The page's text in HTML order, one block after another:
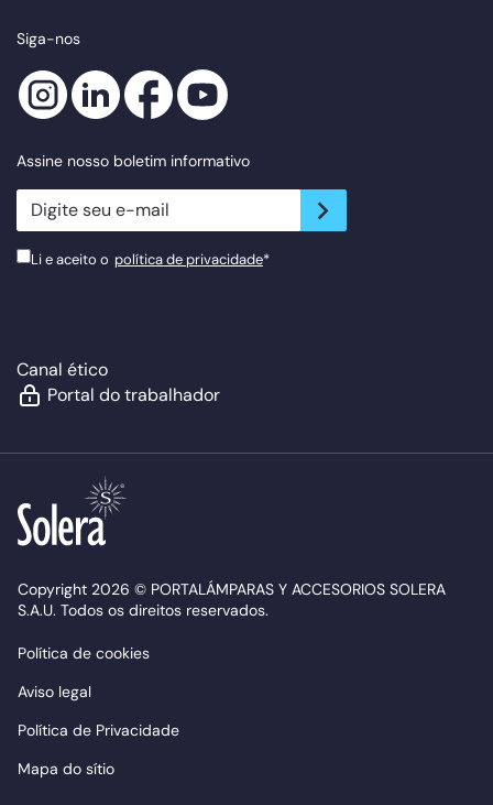
Siga-nos
Assine nosso boletim informativo
newsletter.suscribe
Li e aceito o política de privacidade*
Canal ético
Portal do trabalhador
Copyright 2026 © PORTALÁMPARAS Y ACCESORIOS SOLERA
S.A.U. Todos os direitos reservados.
Política de cookies
Aviso legal
Política de Privacidade
Mapa do sítio